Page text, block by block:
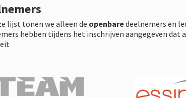
lijst tonen we alleen de openbaredeelnemers en
hebben tijdens het inschrijven aangegeven dat